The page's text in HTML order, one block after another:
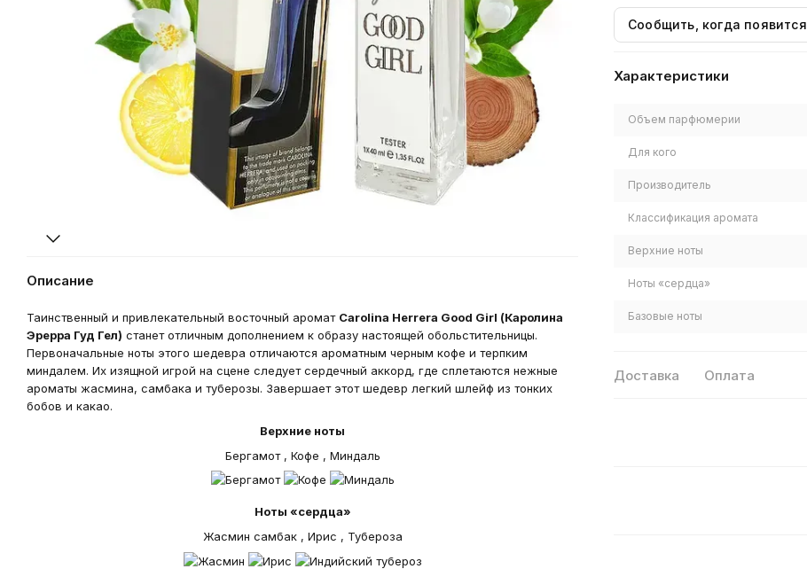
Описание
Таинственный и привлекательный восточный аромат Carolina Herrera Good Girl (Каролина
Эрерра Гуд Гел) станет отличным дополнением к образу настоящей обольстительницы.
Первоначальные ноты этого шедевра отличаются ароматным черным кофе и терпким
миндалем. Их изящной игрой на сцене следует сердечный аккорд, где сплетаются нежные
ароматы жасмина, самбака и туберозы. Завершает этот шедевр легкий шлейф из тонких
бобов и какао.
Верхние ноты
Бергамот , Кофе , Миндаль
Ноты «сердца»
Жасмин самбак , Ирис , Тубероза
Сообщить, когда появится
Характеристики
Объем парфюмерии
Для кого
Производитель
Классификация аромата
Верхние ноты
Ноты «сердца»
Базовые ноты
Доставка Оплата